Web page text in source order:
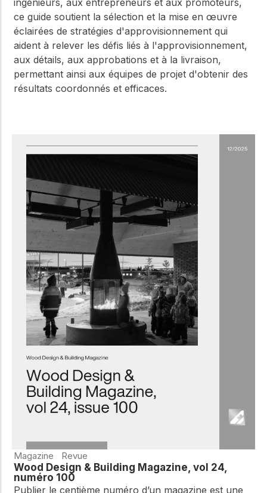
ingénieurs, aux entrepreneurs et aux promoteurs,
ce guide soutient la sélection et la mise en œuvre
éclairées de stratégies d'approvisionnement qui
aident à relever les défis liés à l'approvisionnement,
aux détails, aux approbations et à la livraison,
permettant ainsi aux équipes de projet d'obtenir des
résultats coordonnés et efficaces.
Magazine Revue
Wood Design & Building Magazine, vol 24,
numéro 100
Publier le centième numéro d’un magazine est une